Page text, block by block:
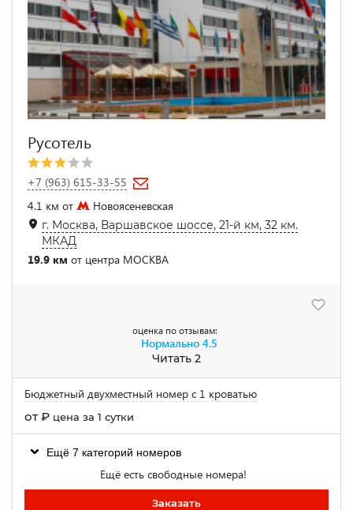
Русотель
+7 (963) 615-33-55
4.1 км от
Новоясеневская
г. Москва, Варшавское шоссе, 21-й км, 32 км.
МКАД
19.9 км от центра МОСКВА
оценка по отзывам:
Нормально 4.5
Читать 2
Бюджетный двухместный номер с 1 кроватью
от₽ цена за 1 сутки
Ещё 7 категорий номеров
Ещё есть свободные номера!
Заказать